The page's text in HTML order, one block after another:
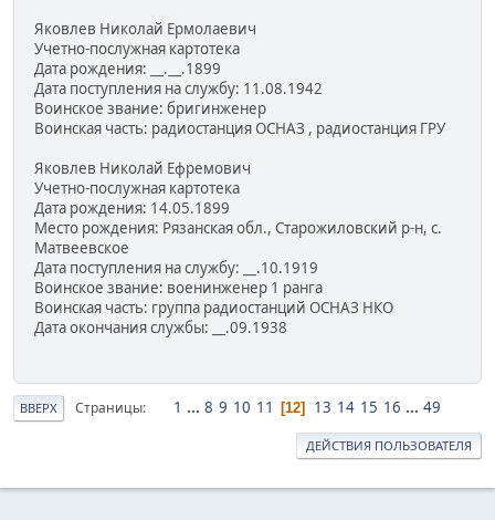
Яковлев Николай Ермолаевич
Учетно-послужная картотека
Дата рождения: __.__.1899
Дата поступления на службу: 11.08.1942
Воинское звание: бригинженер
Воинская часть: радиостанция ОСНАЗ , радиостанция ГРУ
Яковлев Николай Ефремович
Учетно-послужная картотека
Дата рождения: 14.05.1899
Место рождения: Рязанская обл., Старожиловский р-н, с.
Матвеевское
Дата поступления на службу: __.10.1919
Воинское звание: военинженер 1 ранга
Воинская часть: группа радиостанций ОСНАЗ НКО
Дата окончания службы: __.09.1938
ВВЕРХ Страницы 1 ... 8 9 10 11 12 13 14 15 16 ... 49
ДЕЙСТВИЯ ПОЛЬЗОВАТЕЛЯ